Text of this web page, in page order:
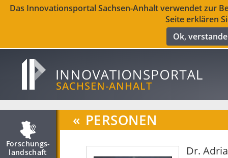
Das Innovationsportal Sachsen-Anhalt verwendet zur
Seite erklären
Ok,
Forschungs­
landschaft
« PERSONEN
Dr.